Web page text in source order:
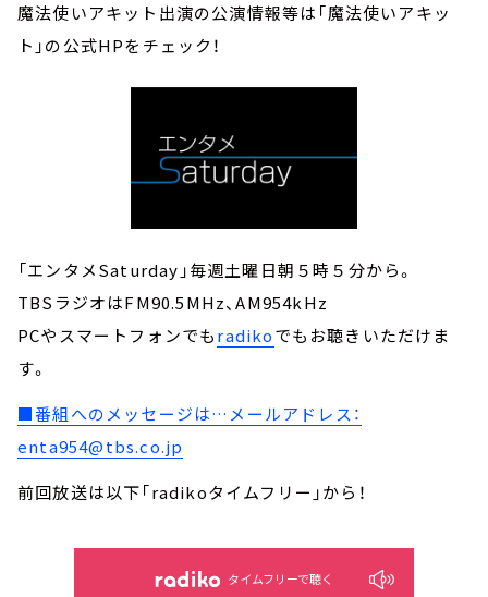
魔法使いアキット出演の公演情報等は「魔法使いアキッ
ト」の公式HPをチェック！
「エンタメSaturday」毎週土曜日朝５時５分から。
TBSラジオはFM90.5MHz、AM954kHz
PCやスマートフォンでもradikoでもお聴きいただけま
す。
■番組へのメッセージは…メールアドレス：
enta954@tbs.co.jp
前回放送は以下「radikoタイムフリー」から！
タイムフリーで聴く